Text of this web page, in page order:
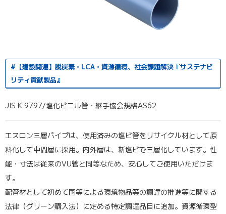
#【建設関連】脱炭素・LCA・資源循環、社会課題解決『サステナビ
リティ貢献製品』
JIS K 9797/塩化ビニル管・継手協会規格AS62
エスロン三層パイプは、使用済みの塩ビ管をリサイクル材として原
料化して中間層に採用。内外層は、新塩ビで三層化しています。性
能・寸法は従来のVU管と同等なため、安心してご使用いただけま
す。
配管材として初めて国等による環境物品等の調達の推進等に関する
法律（グリーン購入法）に定める特定調達品目に追加。資源循環型